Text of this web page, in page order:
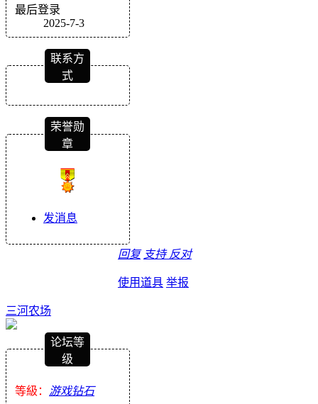
最后登录
2025-7-3
联系方
式
荣誉勋
章
发消息
回复 支持 反对
使用道具 举报
三河农场
论坛等
级
等級： 游戏钻石